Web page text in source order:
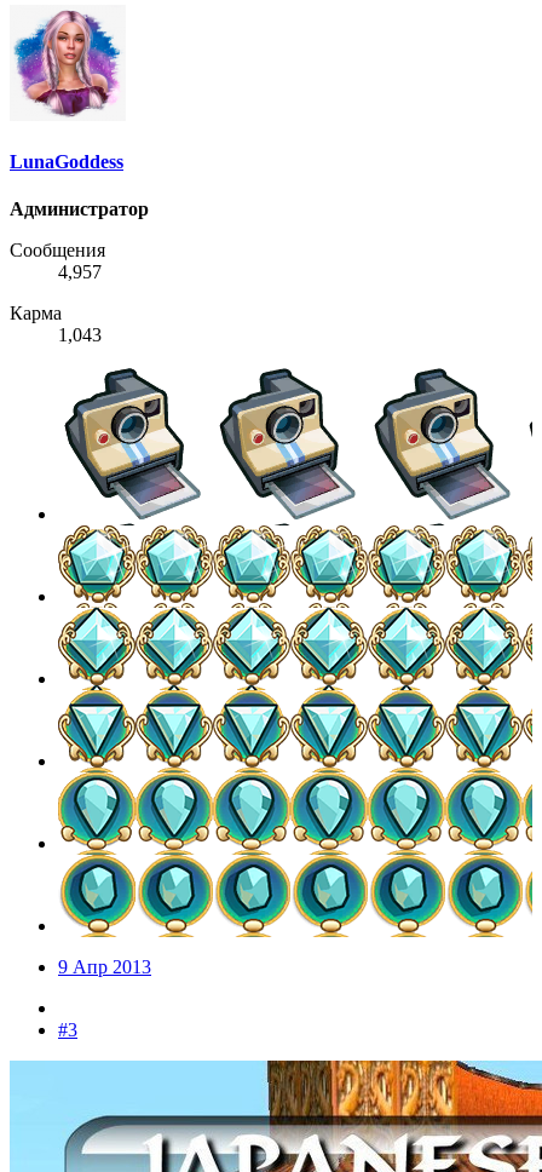
LunaGoddess
Администратор
Сообщения
4,957
Карма
1,043
9 Апр 2013
#3